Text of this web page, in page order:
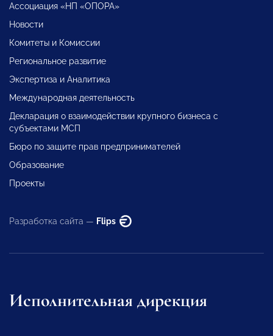
Ассоциация «НП «ОПОРА»
Новости
Комитеты и Комиссии
Региональное развитие
Экспертиза и Аналитика
Международная деятельность
Декларация о взаимодействии крупного бизнеса с
субъектами МСП
Бюро по защите прав предпринимателей
Образование
Проекты
Разработка сайта — Flips
Исполнительная дирекция